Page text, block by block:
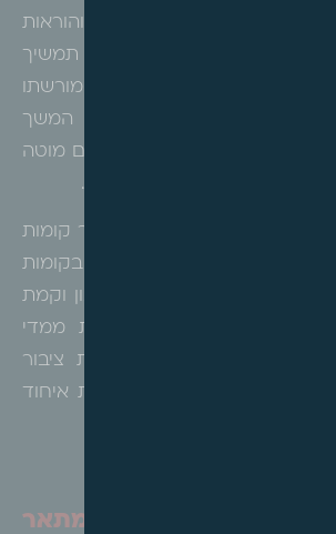
היתר, זכויות בנייה והוראות
על ערכי השכונה, כך שזאת תמשיך
ייחודי המשמר את מורשתו
והתפקודית שיאפשר המשך
ומגוונת, לצד היצע מגורים מוטה
ציבורי התומך בפעילויות אלו.
הוראות בינוי לרבות מספר קומות
תכסית וקווי בניין, שימושים בקומות
תעסוקה ומגורים, הוראות לתכנון וקמת
המגרש, הוראות לתשריט תלת ממדי
שטחים בנויים למוסדות ציבור
וקביעת החובה להכנת תכנית איחוד
בדבר הפקדת תכנית מתאר